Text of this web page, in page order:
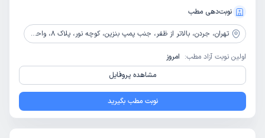
نوبت‌دهی مطب
تهران، جردن، بالاتر از ظفر، جنب پمپ بنزین، کوچه نور، پلاک 8، واحد 4
اولین نوبت آزاد مطب: امروز
مشاهده پروفایل
نوبت مطب بگیرید